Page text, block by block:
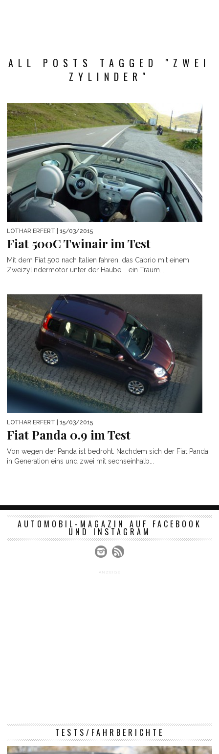
ALL POSTS TAGGED "ZWEI
ZYLINDER"
LOTHAR ERFERT | 15/03/2015
Fiat 500C Twinair im Test
Mit dem Fiat 500 nach Italien fahren, das Cabrio mit einem
Zweizylindermotor unter der Haube … ein Traum....
LOTHAR ERFERT | 15/03/2015
Fiat Panda 0.9 im Test
Von wegen der Panda ist bedroht. Nachdem sich der Fiat Panda
in Generation eins und zwei mit sechseinhalb...
AUTOMOBIL-MAGAZIN AUF FACEBOOK
UND INSTAGRAM
ANZEIGE
TESTS/FAHRBERICHTE